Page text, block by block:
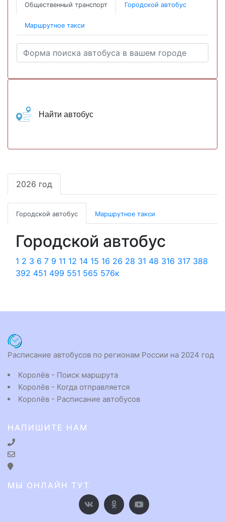
Общественный транспорт Городской автобус
Маршрутное такси
Найти автобус
2026 год
Городской автобус Маршрутное такси
Городской автобус
1 2 3 6 7 9 11 12 14 15 16 26 28 31 48 316 317 388
392 451 499 551 565 576к
Расписание автобусов по регионам России на 2024 год
Королёв - Поиск маршрута
Королёв - Когда отправляется
Королёв - Расписание автобусов
НАПИШИТЕ НАМ
МЫ ОНЛАЙН ТУТ